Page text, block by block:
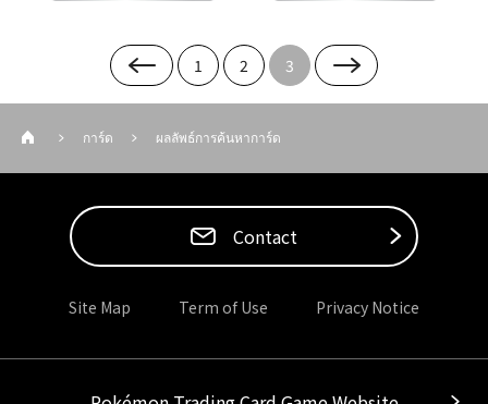
1 2 3
การ์ด ผลลัพธ์การค้นหาการ์ด
Contact
Site Map Term of Use Privacy Notice